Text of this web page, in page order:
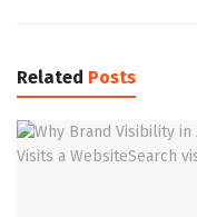
Related Posts